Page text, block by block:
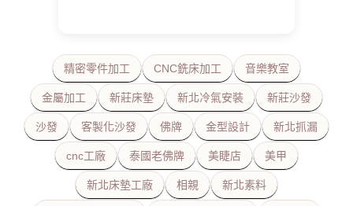
精密零件加工 CNC銑床加工 音樂教室
金屬加工 新莊床墊 新北冷氣安裝 新莊沙發
沙發 客製化沙發 佛牌 金型設計 新北抓漏
cnc工廠 泰國老佛牌 美睫店 美甲
新北床墊工廠 相親 新北素料